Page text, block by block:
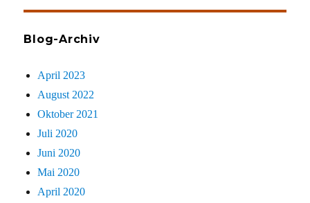
Blog-Archiv
April 2023
August 2022
Oktober 2021
Juli 2020
Juni 2020
Mai 2020
April 2020